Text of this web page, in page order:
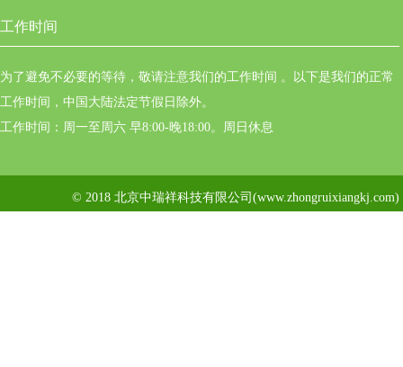
工作时间
为了避免不必要的等待，敬请注意我们的工作时间 。以下是我们的正常
工作时间，中国大陆法定节假日除外。
工作时间：周一至周六 早8:00-晚18:00。周日休息
© 2018 北京中瑞祥科技有限公司